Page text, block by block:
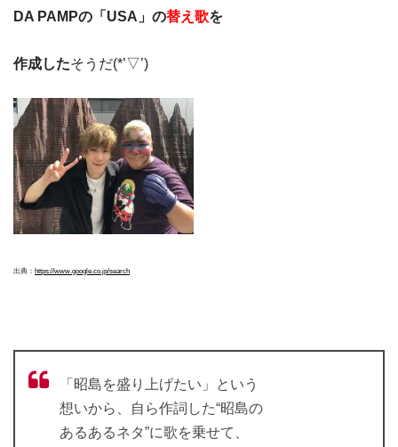
DA PAMPの「USA」の替え歌を
作成したそうだ(*’▽’)
出典： https://www.google.co.jp/search
「昭島を盛り上げたい」という
想いから、自ら作詞した“昭島の
あるあるネタ”に歌を乗せて、